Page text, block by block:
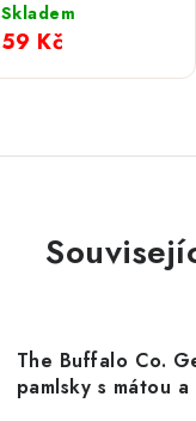
Skladem
59 Kč
The Buffalo Co.
pamlsky s mátou